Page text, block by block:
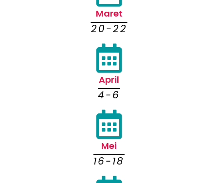
Maret
20-22
April
4-6
Mei
16-18